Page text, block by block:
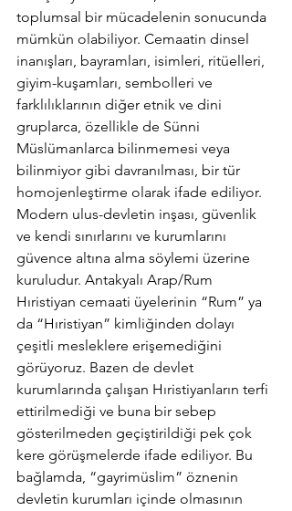
toplumsal bir mücadelenin sonucunda
mümkün olabiliyor. Cemaatin dinsel
inanışları, bayramları, isimleri, ritüelleri,
giyim-kuşamları, sembolleri ve
farklılıklarının diğer etnik ve dini
gruplarca, özellikle de Sünni
Müslümanlarca bilinmemesi veya
bilinmiyor gibi davranılması, bir tür
homojenleştirme olarak ifade ediliyor.
Modern ulus-devletin inşası, güvenlik
ve kendi sınırlarını ve kurumlarını
güvence altına alma söylemi üzerine
kuruludur. Antakyalı Arap/Rum
Hıristiyan cemaati üyelerinin “Rum” ya
da “Hıristiyan” kimliğinden dolayı
çeşitli mesleklere erişemediğini
görüyoruz. Bazen de devlet
kurumlarında çalışan Hıristiyanların terfi
ettirilmediği ve buna bir sebep
gösterilmeden geçiştirildiği pek çok
kere görüşmelerde ifade ediliyor. Bu
bağlamda, “gayrimüslim” öznenin
devletin kurumları içinde olmasının